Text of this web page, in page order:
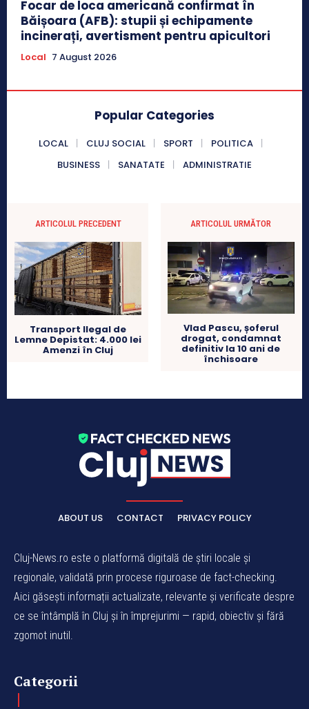
Focar de loca americană confirmat în
Băișoara (AFB): stupii și echipamente
incinerați, avertisment pentru apicultori
Local 7 August 2026
Popular Categories
LOCAL CLUJ SOCIAL SPORT
POLITICA
BUSINESS
SANATATE ADMINISTRATIE
ARTICOLUL PRECEDENT
Transport Ilegal de
Lemne Depistat: 4.000 lei
Amenzi în Cluj
ARTICOLUL URMĂTOR
Vlad Pascu, șoferul
drogat, condamnat
definitiv la 10 ani de
închisoare
ABOUT US CONTACT PRIVACY POLICY
Cluj-News.ro este o platformă digitală de știri locale și
regionale, validată prin procese riguroase de fact-checking.
Aici găsești informații actualizate, relevante și verificate despre
ce se întâmplă în Cluj și în împrejurimi — rapid, obiectiv și fără
zgomot inutil.
Categorii